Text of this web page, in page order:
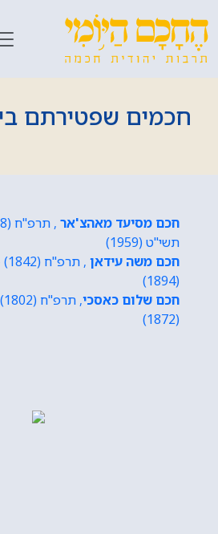
חכמים שפטירתם
חכם מסיעד מאהצ'אר
תשי"ט (1959)
חכם משה עידאן
,
(1894)
חכם שלום כאסכי
,
(1872)